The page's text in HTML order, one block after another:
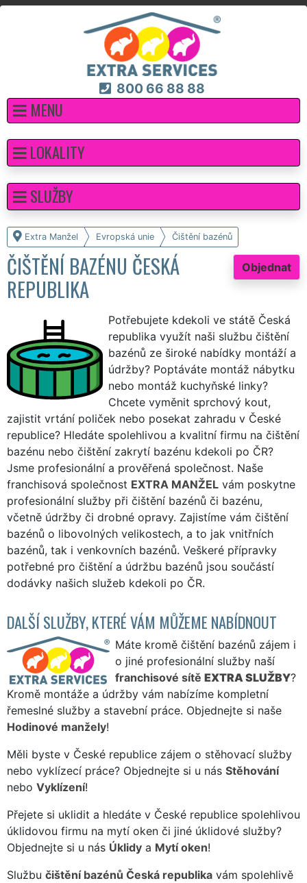
800 66 88 88
MENU
Extra Manžel Evropská unie Čištění bazénů
Objednat
ČIŠTĚNÍ BAZÉNU ČESKÁ
REPUBLIKA
Potřebujete kdekoli ve státě Česká
republika využít naši službu čištění
bazénů ze široké nabídky montáží a
údržby? Poptáváte montáž nábytku
nebo montáž kuchyňské linky?
Chcete vyměnit sprchový kout,
zajistit vrtání poliček nebo posekat zahradu v České
republice? Hledáte spolehlivou a kvalitní firmu na čištění
bazénu nebo čištění zakrytí bazénu kdekoli po ČR?
Jsme profesionální a prověřená společnost. Naše
franchisová společnost EXTRA MANŽEL vám poskytne
profesionální služby při čištění bazénů či bazénu,
včetně údržby či drobné opravy. Zajistíme vám čištění
bazénů o libovolných velikostech, a to jak vnitřních
bazénů, tak i venkovních bazénů. Veškeré přípravky
potřebné pro čištění a údržbu bazénů jsou součástí
dodávky našich služeb kdekoli po ČR.
DALŠÍ SLUŽBY, KTERÉ VÁM MŮŽEME NABÍDNOUT
Máte kromě čištění bazénů zájem i
o jiné profesionální služby naší
franchisové sítě EXTRA SLUŽBY?
Kromě montáže a údržby vám nabízíme kompletní
řemeslné služby a stavební práce. Objednejte si naše
Hodinové manžely!
Měli byste v České republice zájem o stěhovací služby
nebo vyklízecí práce? Objednejte si u nás Stěhování
nebo Vyklízení!
Přejete si uklidit a hledáte v České republice spolehlivou
úklidovou firmu na mytí oken či jiné úklidové služby?
Objednejte si u nás Úklidy a Mytí oken!
Službu čištění bazénů Česká republika vám spolehlivě
LOKALITY
SLUŽBY